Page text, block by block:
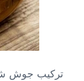
ترکیب جوش